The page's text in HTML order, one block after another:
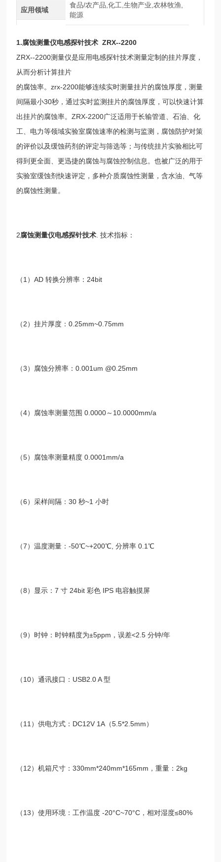
应用领域
食品/农产品,化工,生物产业,农林牧渔,
能源
1.腐蚀测量仪电感探针技术 ZRX--2200
ZRX--2200测量仪是应用电感探针技术测量定制的挂片厚度，
从而分析计算挂片
的腐蚀率。zrx-2200能够连续实时测量挂片的腐蚀厚度，测量
间隔最小30秒，通过实时监测挂片的腐蚀厚度，可以快速计算
出挂片的腐蚀率。ZRX-2200广泛适用于长输管道、石油、化
工、电力等领域实验室腐蚀速率的检测与监测，腐蚀防护对策
的评价以及缓蚀药剂的评定与筛选等；与传统挂片实验相比可
得到更全面、更迅捷的腐蚀与腐蚀控制信息。也被广泛的用于
实验室缓蚀剂快速评定，多种介质腐蚀性测量，含水油、气等
的腐蚀性测量。
2腐蚀测量仪电感探针技术 .技术指标：
（1 ）AD转换分辨率： 24bit
（2）挂片厚度：0.25mm~0.75mm
（3）腐蚀分辨率：0.001um @0.25mm
（4）腐蚀率测量范围 0.0000～ 10.0000mm/a
（5）腐蚀率测量精度 0.0001mm/a
（6）采样间隔：30秒~1小时
（7）温度测量：-50℃~+200℃,分辨率 0.1℃
（8）显示：7寸 24bit彩色 IPS 电容触摸屏
（9）时钟：时钟精度为±5ppm ，误差<2.5分钟/年
（10）通讯接口： USB2.0 A型
（11 ）供电方式： DC12V 1A （5.5*2.5mm）
（12）机箱尺寸：330mm*240mm*165mm ，重量： 2kg
（13）使用环境：工作温度 -20°C~70°C ，相对湿度≤80%